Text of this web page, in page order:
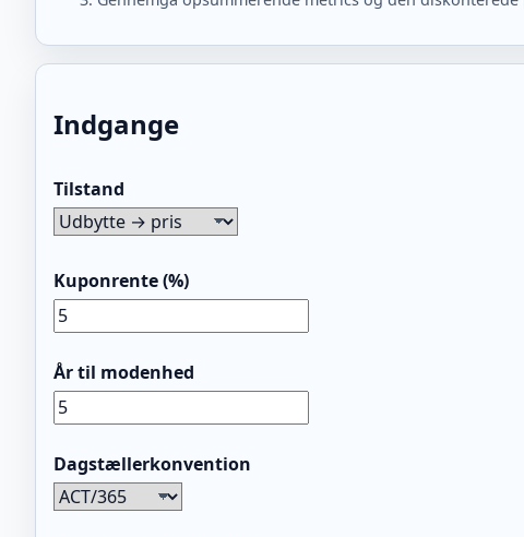
Indgange
Tilstand
Kuponrente (%)
År til modenhed
Dagstællerkonvention